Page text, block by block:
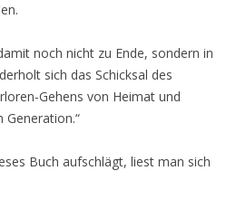
noch nicht zu Ende, sondern in
sich das Schicksal des
Gehens von Heimat und
Generation.“
Buch aufschlägt, liest man sich